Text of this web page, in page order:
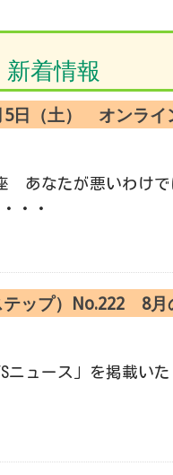
新着情報
（土） オンライ
あなたが悪いわけで
・・
テップ）No.222 8月
ニュース」を掲載い